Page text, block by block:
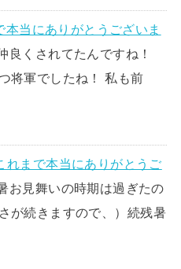
本当にありがとうございま
良くされてたんですね！
将軍でしたね！ 私も前
れまで本当にありがとうご
お見舞いの時期は過ぎたの
が続きますので、）続残暑